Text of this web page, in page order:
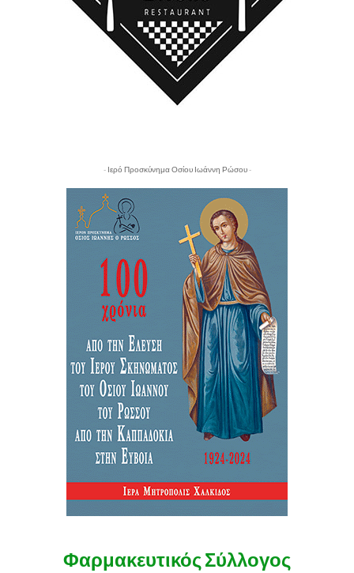
- Ιερό Προσκύνημα Οσίου Ιωάννη Ρώσου -
Φαρμακευτικός Σύλλογος